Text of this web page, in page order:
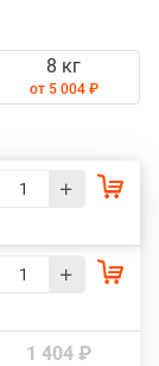
8 кг
от 5 004 ₽
1 404 ₽